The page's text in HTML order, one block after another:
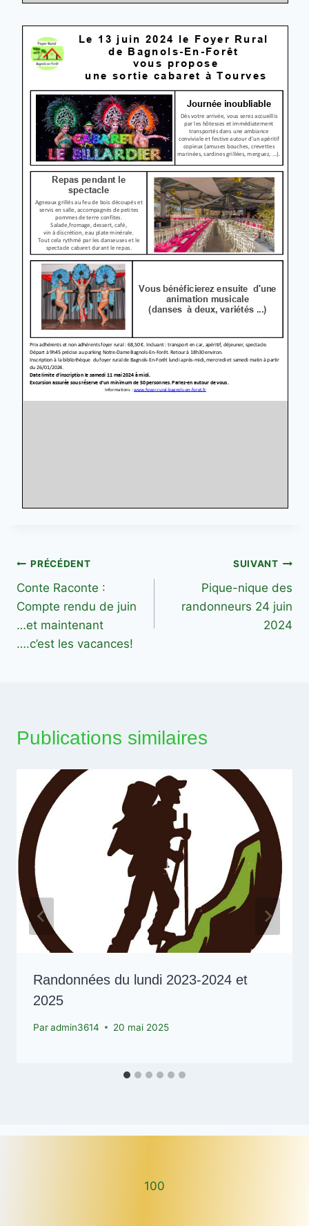
Navigation
de
l’article
PRÉCÉDENT
Conte Raconte :
Compte rendu de juin
…et maintenant
….c’est les vacances!
SUIVANT
Pique-nique des
randonneurs 24 juin
2024
Publications similaires
Randonnées du lundi 2023-2024 et
2025
Paradmin3614 20 mai 2025
100